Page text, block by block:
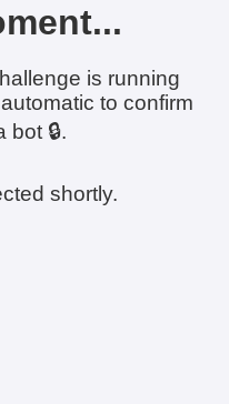
is running
to confirm
bot 🔒.
shortly.